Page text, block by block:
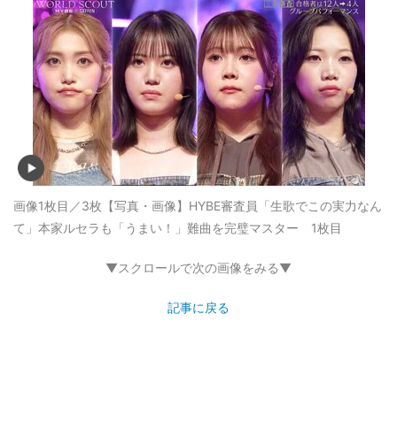
画像1枚目／3枚 【写真・画像】HYBE審査員「生歌でこの実力なん
て」本家ルセラも「うまい！」難曲を完璧マスター 1枚目
▼スクロールで次の画像をみる▼
記事に戻る